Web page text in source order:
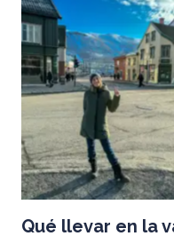
Durante el día el clima puede
muy agradable
y vestirse en capas es la
para estar preparado
para cambios repentinos
Qué llevar en la